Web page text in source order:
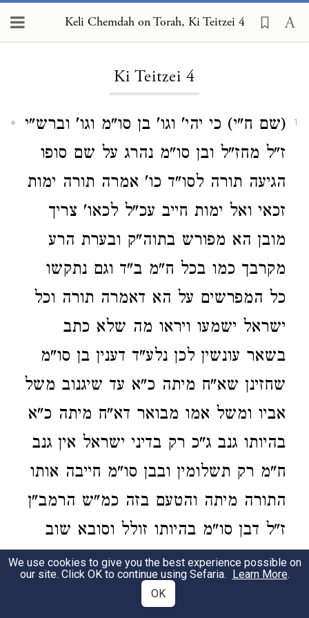
Keli Chemdah on Torah, Ki Teitzei 4
Ki Teitzei 4
1
(שם ח"י) כי יהי' וגו' בן סו"מ וגו' וברש"י
ז"ל מחז"ל ובן סו"מ נהרג על שם סופו
הגיעה תורה לסו"ד כו' אמרה תורה ימות
זכאי ואל ימות חייב עכ"ל לכאו' צריך
מובן הא מפורש בתוה"ק ובערת הרע
מקרבך כמו בכל ח"מ ב"ד וגם נתקשו
כל המפרשים על הא דאמרה תורה וכל
ישראל ישמעו ויראו מה שלא כתב
בשאר עונשין לכן נלע"ד דענין בן סו"מ
שחזינן שא"ח מיתה כ"א עד שיגנוב משל
אביו ומשל אמו מבואר דא"ח מיתה כ"א
בהיותו גנב ג"כ רק בדיני ישראל אין גנב
ח"מ רק תשלומין ובבן סו"מ חייבה אותו
התורה מיתה והטעם בזה כמ"ש הרמב"ן
ז"ל דבן סו"מ בהיותו זולל וסובא שוב
לא ידע דרכי השי"ת והנה באמת ב"נ
ח"מ על גניבה רק ישראל נזדככו במתן
We use cookies to give you the best experience possible on
our site. Click OK to continue using Sefaria. Learn More.
OK